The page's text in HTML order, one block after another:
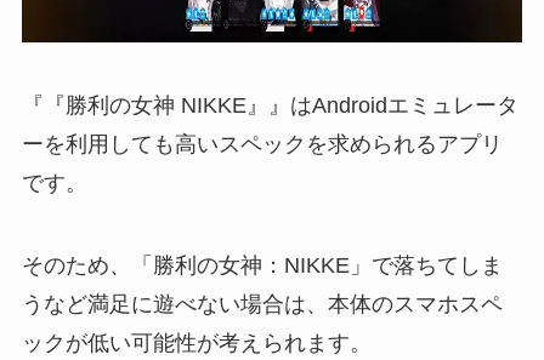
『『勝利の女神 NIKKE』』はAndroidエミュレータ
ーを利用しても高いスペックを求められるアプリ
です。
そのため、「勝利の女神：NIKKE」で落ちてしま
うなど満足に遊べない場合は、本体のスマホスペ
ックが低い可能性が考えられます。